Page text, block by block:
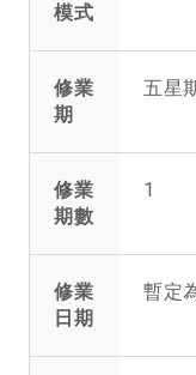
模式
修業
期
五星
修業
期數
1
修業
日期
暫定